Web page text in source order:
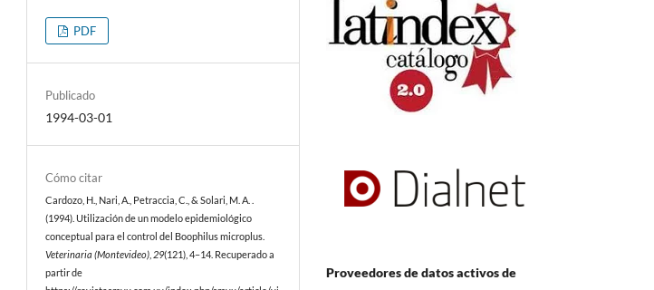
PDF
Publicado
1994-03-01
Cómo citar
Cardozo, H., Nari, A., Petraccia, C., & Solari, M. A. .
(1994). Utilización de un modelo epidemiológico
conceptual para el control del Boophilus microplus.
Veterinaria (Montevideo) 29(121), 4–14. Recuperado a
partir de
Proveedores de datos activos de